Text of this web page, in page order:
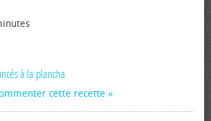
à la plancha
cette recette